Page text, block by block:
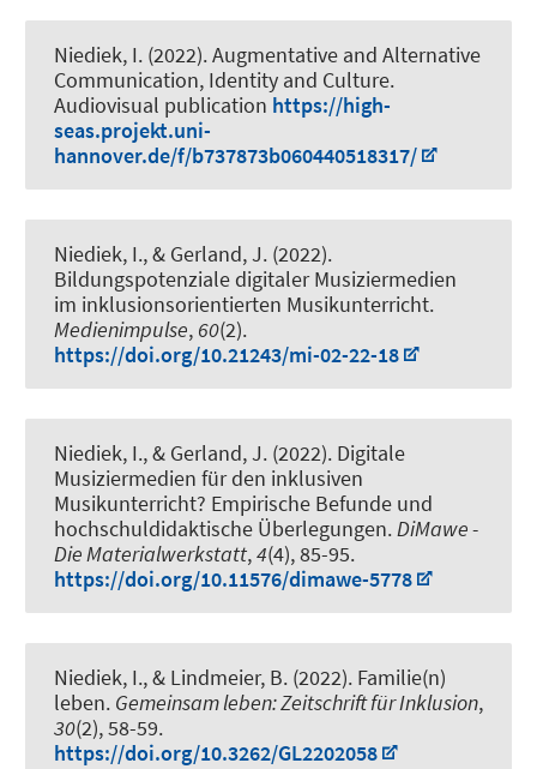
Niediek, I. (2022).Augmentative and Alternative
Communication, Identity and Culture.
Audiovisual publication https://high-
seas.projekt.uni-
hannover.de/f/b737873b060440518317/
Niediek, I., & Gerland, J. (2022).
Bildungspotenziale digitaler Musiziermedien
im inklusionsorientierten Musikunterricht.
Medienimpulse, 60(2).
https://doi.org/10.21243/mi-02-22-18
Niediek, I., & Gerland, J. (2022). Digitale
Musiziermedien für den inklusiven
Musikunterricht? Empirische Befunde und
hochschuldidaktische Überlegungen.DiMawe -
Die Materialwerkstatt,4(4), 85-95.
https://doi.org/10.11576/dimawe-5778
Niediek, I., & Lindmeier, B. (2022). Familie(n)
leben. Gemeinsam leben: Zeitschrift für Inklusion,
30(2), 58-59.
https://doi.org/10.3262/GL2202058